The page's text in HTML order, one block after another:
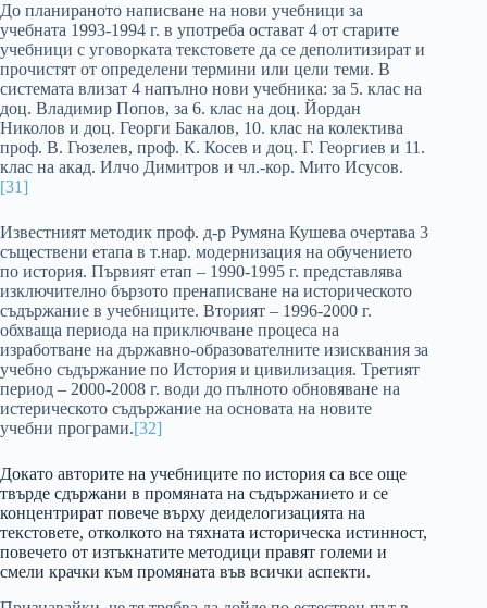
До планираното написване на нови учебници за
учебната 1993-1994 г. в употреба остават 4 от старите
учебници с уговорката текстовете да се деполитизират и
прочистят от определени термини или цели теми. В
системата влизат 4 напълно нови учебника: за 5. клас на
доц. Владимир Попов, за 6. клас на доц. Йордан
Николов и доц. Георги Бакалов, 10. клас на колектива
проф. В. Гюзелев, проф. К. Косев и доц. Г. Георгиев и 11.
клас на акад. Илчо Димитров и чл.-кор. Мито Исусов.
[31]
Известният методик проф. д-р Румяна Кушева очертава 3
съществени етапа в т.нар. модернизация на обучението
по история. Първият етап – 1990-1995 г. представлява
изключително бързото пренаписване на историческото
съдържание в учебниците. Вторият – 1996-2000 г.
обхваща периода на приключване процеса на
изработване на държавно-образователните изисквания за
учебно съдържание по История и цивилизация. Третият
период – 2000-2008 г. води до пълното обновяване на
истерическото съдържание на основата на новите
учебни програми.[32]
Докато авторите на учебниците по история са все още
твърде сдържани в промяната на съдържанието и се
концентрират повече върху деиделогизацията на
текстовете, отколкото на тяхната историческа истинност,
повечето от изтъкнатите методици правят големи и
смели крачки към промяната във всички аспекти.